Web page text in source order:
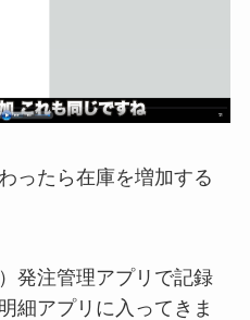
ったら在庫を増加する
発注管理アプリで記録
細アプリに入ってきま